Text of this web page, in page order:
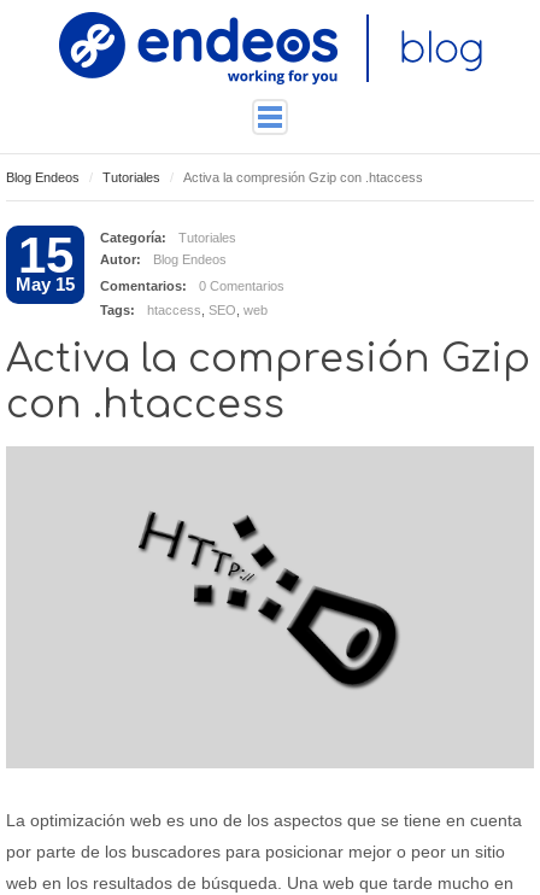
TECNOLOGÍA
Blog Endeos Tutoriales Activa la compresión Gzip con .htaccess
15
May 15
Categoría:
Tutoriales
Autor:
Blog Endeos
Comentarios:
0 Comentarios
Tags:
htaccess SEO web
Activa la compresión Gzip
con .htaccess
La optimización web es uno de los aspectos que se tiene en cuenta
por parte de los buscadores para posicionar mejor o peor un sitio
web en los resultados de búsqueda. Una web que tarde mucho en